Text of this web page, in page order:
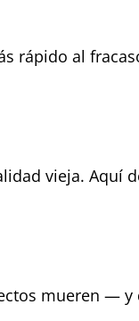
rápido al
vieja. Aquí
mueren — y